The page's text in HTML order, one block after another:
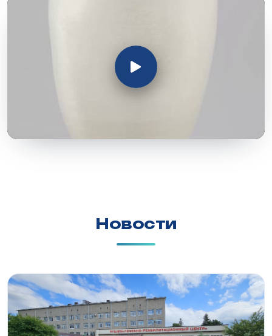
Новости